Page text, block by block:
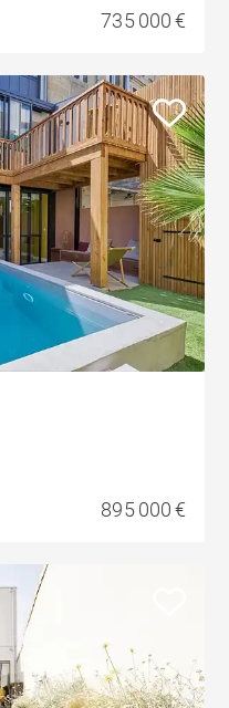
735 000 €
895 000 €